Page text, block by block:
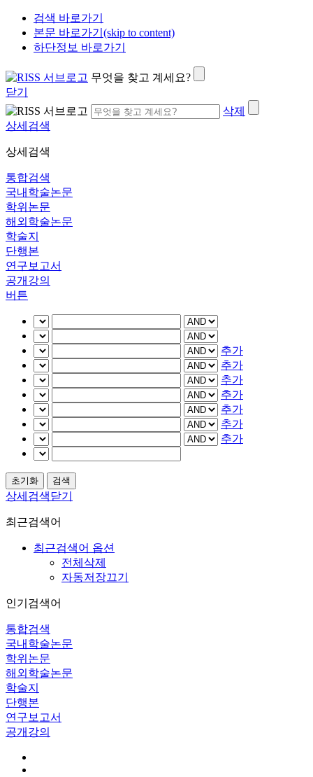
검색 바로가기
본문 바로가기(skip to content)
하단정보 바로가기
무엇을 찾고 계세요?
닫기
삭제
상세검색
상세검색
통합검색
국내학술논문
학위논문
해외학술논문
학술지
단행본
연구보고서
공개강의
버튼
추가
추가
추가
추가
추가
추가
추가
상세검색닫기
최근검색어
최근검색어 옵션
전체삭제
자동저장끄기
인기검색어
통합검색
국내학술논문
학위논문
해외학술논문
학술지
단행본
연구보고서
공개강의